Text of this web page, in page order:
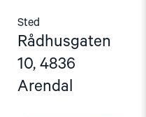
Sted
Rådhusgaten
10, 4836
Arendal